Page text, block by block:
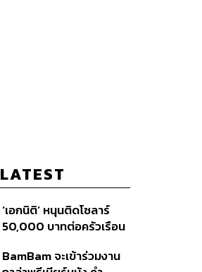
LATEST
‘เอกนิติ’ หนุนติดโซลาร์
50,000 บาทต่อครัวเรือน
ปล่อยกู้ดอกเบี้ยต่ำ เร่ง
BamBam จะเข้าร่วมงาน